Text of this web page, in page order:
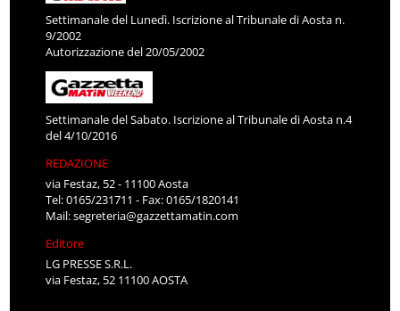
Settimanale del Lunedì. Iscrizione al Tribunale di Aosta n.
9/2002
Autorizzazione del 20/05/2002
Settimanale del Sabato. Iscrizione al Tribunale di Aosta n.4
del 4/10/2016
REDAZIONE
via Festaz, 52 - 11100 Aosta
Tel: 0165/231711 - Fax: 0165/1820141
Mail:segreteria@gazzettamatin.com
Editore
LG PRESSE S.R.L.
via Festaz, 52 11100 AOSTA